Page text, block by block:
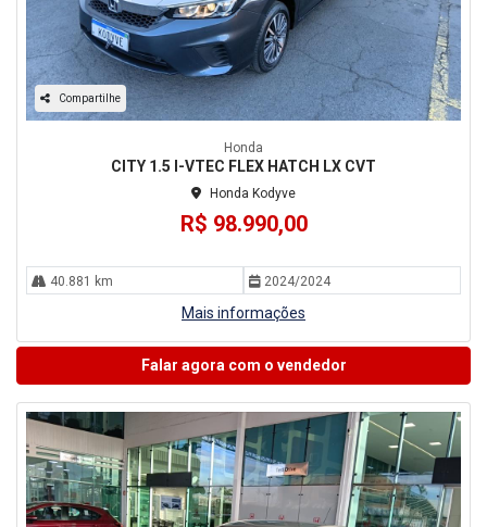
Compartilhe
Honda
CITY 1.5 I-VTEC FLEX HATCH LX CVT
Honda Kodyve
R$ 98.990,00
40.881 km 2024/2024
Mais informações
Falar agora com o vendedor